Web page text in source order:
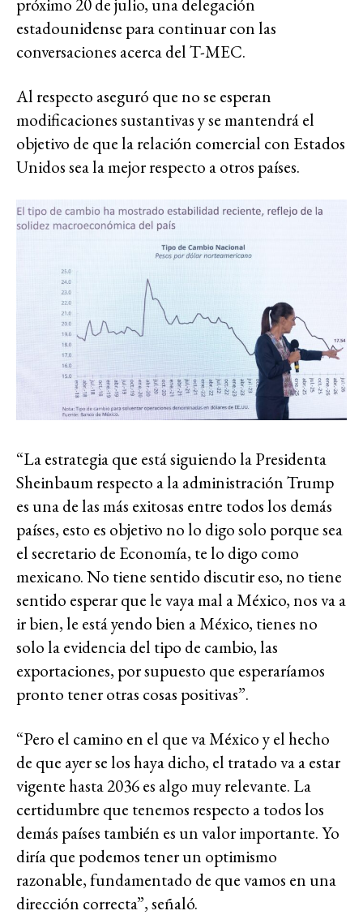
próximo 20 de julio, una delegación
estadounidense para continuar con las
conversaciones acerca del T-MEC.
Al respecto aseguró que no se esperan
modificaciones sustantivas y se mantendrá el
objetivo de que la relación comercial con Estados
Unidos sea la mejor respecto a otros países.
“La estrategia que está siguiendo la Presidenta
Sheinbaum respecto a la administración Trump
es una de las más exitosas entre todos los demás
países, esto es objetivo no lo digo solo porque sea
el secretario de Economía, te lo digo como
mexicano. No tiene sentido discutir eso, no tiene
sentido esperar que le vaya mal a México, nos va a
ir bien, le está yendo bien a México, tienes no
solo la evidencia del tipo de cambio, las
exportaciones, por supuesto que esperaríamos
pronto tener otras cosas positivas”.
“Pero el camino en el que va México y el hecho
de que ayer se los haya dicho, el tratado va a estar
vigente hasta 2036 es algo muy relevante. La
certidumbre que tenemos respecto a todos los
demás países también es un valor importante. Yo
diría que podemos tener un optimismo
razonable, fundamentado de que vamos en una
dirección correcta”, señaló.